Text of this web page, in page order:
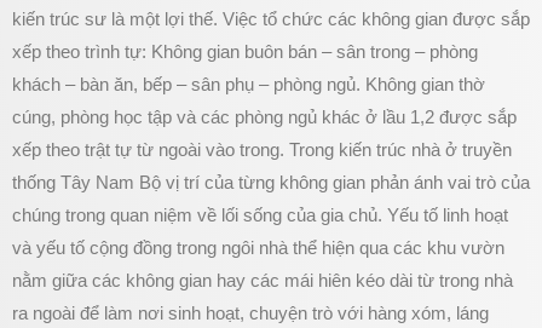
kiến trúc sư là một lợi thế. Việc tổ chức các không gian được sắp
xếp theo trình tự: Không gian buôn bán – sân trong – phòng
khách – bàn ăn, bếp – sân phụ – phòng ngủ. Không gian thờ
cúng, phòng học tập và các phòng ngủ khác ở lầu 1,2 được sắp
xếp theo trật tự từ ngoài vào trong. Trong kiến trúc nhà ở truyền
thống Tây Nam Bộ vị trí của từng không gian phản ánh vai trò của
chúng trong quan niệm về lối sống của gia chủ. Yếu tố linh hoạt
và yếu tố cộng đồng trong ngôi nhà thể hiện qua các khu vườn
nằm giữa các không gian hay các mái hiên kéo dài từ trong nhà
ra ngoài để làm nơi sinh hoạt, chuyện trò với hàng xóm, láng